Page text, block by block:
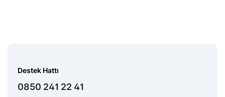
Destek Hattı
0850 241 22 41